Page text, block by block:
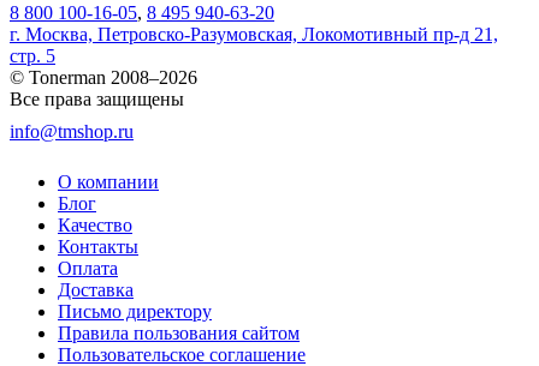
8 800 100-16-05, 8 495 940-63-20
г. Москва, Петровско-Разумовская, Локомотивный пр-д 21,
стр. 5
© Tonerman 2008–2026
Все права защищены
info@tmshop.ru
О компании
Блог
Качество
Контакты
Оплата
Доставка
Письмо директору
Правила пользования сайтом
Пользовательское соглашение